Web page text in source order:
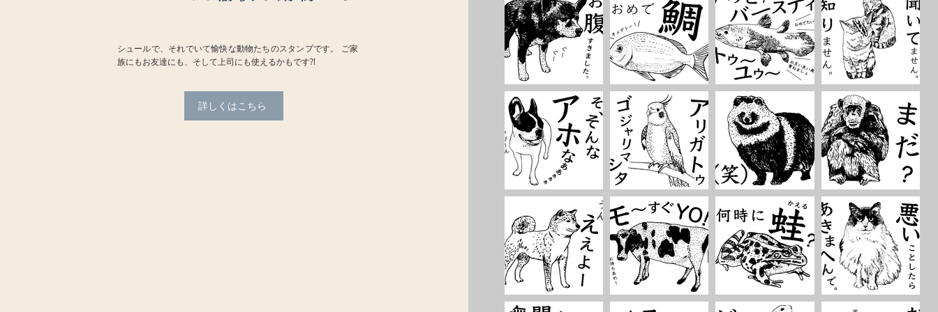
シュールで、それでいて愉快な動物たちのスタンプです。 ご家
族にもお友達にも、そして上司にも使えるかもです?!
詳しくはこちら